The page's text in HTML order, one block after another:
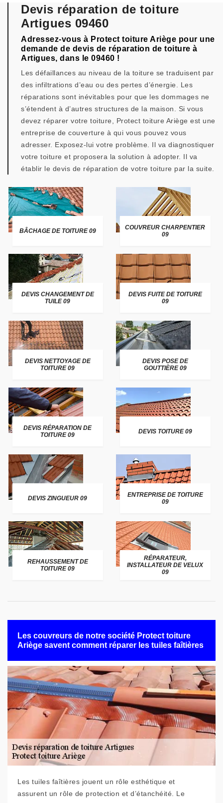
Devis réparation de toiture
Artigues 09460
Adressez-vous à Protect toiture Ariège pour une
demande de devis de réparation de toiture à
Artigues, dans le 09460 !
Les défaillances au niveau de la toiture se traduisent par
des infiltrations d’eau ou des pertes d’énergie. Les
réparations sont inévitables pour que les dommages ne
s’étendent à d’autres structures de la maison. Si vous
devez réparer votre toiture, Protect toiture Ariège est une
entreprise de couverture à qui vous pouvez vous
adresser. Exposez-lui votre problème. Il va diagnostiquer
votre toiture et proposera la solution à adopter. Il va
établir le devis de réparation de votre toiture par la suite.
BÂCHAGE DE TOITURE 09
COUVREUR CHARPENTIER
09
DEVIS CHANGEMENT DE
TUILE 09
DEVIS FUITE DE TOITURE
09
DEVIS NETTOYAGE DE
TOITURE 09
DEVIS POSE DE
GOUTTIÈRE 09
DEVIS RÉPARATION DE
TOITURE 09
DEVIS TOITURE 09
DEVIS ZINGUEUR 09
ENTREPRISE DE TOITURE
09
REHAUSSEMENT DE
TOITURE 09
RÉPARATEUR,
INSTALLATEUR DE VELUX
09
Les couvreurs de notre société Protect toiture
Ariège savent comment réparer les tuiles faîtières
Les tuiles faîtières jouent un rôle esthétique et
assurent un rôle de protection et d’étanchéité. Le